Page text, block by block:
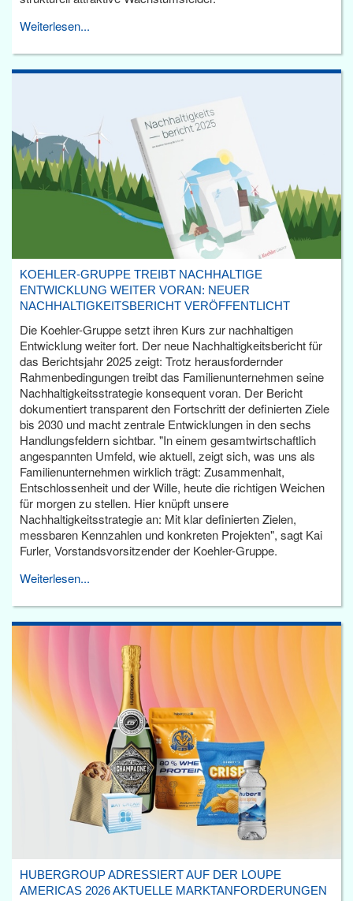
Weiterlesen...
KOEHLER-GRUPPE TREIBT NACHHALTIGE
ENTWICKLUNG WEITER VORAN: NEUER
NACHHALTIGKEITSBERICHT VERÖFFENTLICHT
Die Koehler-Gruppe setzt ihren Kurs zur nachhaltigen
Entwicklung weiter fort. Der neue Nachhaltigkeitsbericht für
das Berichtsjahr 2025 zeigt: Trotz herausfordernder
Rahmenbedingungen treibt das Familienunternehmen seine
Nachhaltigkeitsstrategie konsequent voran. Der Bericht
dokumentiert transparent den Fortschritt der definierten Ziele
bis 2030 und macht zentrale Entwicklungen in den sechs
Handlungsfeldern sichtbar. "In einem gesamtwirtschaftlich
angespannten Umfeld, wie aktuell, zeigt sich, was uns als
Familienunternehmen wirklich trägt: Zusammenhalt,
Entschlossenheit und der Wille, heute die richtigen Weichen
für morgen zu stellen. Hier knüpft unsere
Nachhaltigkeitsstrategie an: Mit klar definierten Zielen,
messbaren Kennzahlen und konkreten Projekten", sagt Kai
Furler, Vorstandsvorsitzender der Koehler-Gruppe.
Weiterlesen...
HUBERGROUP ADRESSIERT AUF DER LOUPE
AMERICAS 2026 AKTUELLE MARKTANFORDERUNGEN